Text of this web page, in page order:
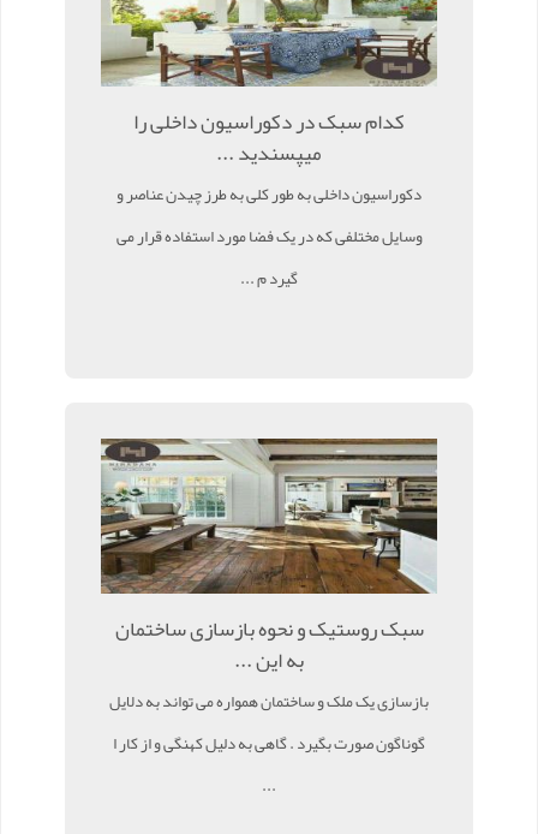
کدام سبک در دکوراسیون داخلی را
میپسندید ...
دکوراسیون داخلی به طور کلی به طرز چیدن عناصر و
وسایل مختلفی که در یک فضا مورد استفاده قرار می
گیرد م ...
سبک روستیک و نحوه بازسازی ساختمان
به این ...
بازسازی یک ملک و ساختمان همواره می تواند به دلایل
گوناگون صورت بگیرد . گاهی به دلیل کهنگی و از کار ا
...